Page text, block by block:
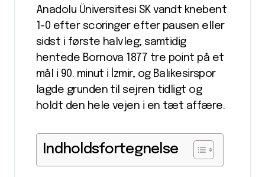
Anadolu Üniversitesi SK vandt knebent
1-0 efter scoringer efter pausen eller
sidst i første halvleg; samtidig
hentede Bornova 1877 tre point på et
mål i 90. minut i İzmir, og Balıkesirspor
lagde grunden til sejren tidligt og
holdt den hele vejen i en tæt affære.
Indholdsfortegnelse